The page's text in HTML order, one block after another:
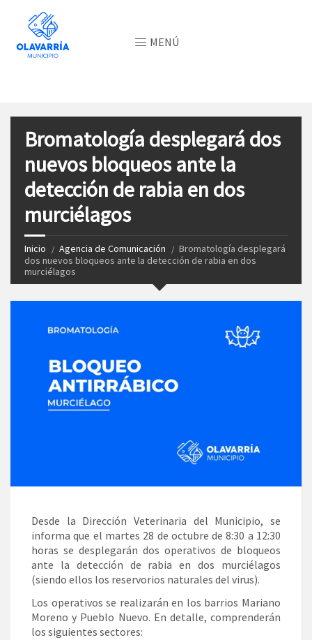
MENÚ
Bromatología desplegará dos
nuevos bloqueos ante la
detección de rabia en dos
murciélagos
Inicio Agencia de Comunicación
Bromatología desplegará
dos nuevos bloqueos ante la detección de rabia en dos
murciélagos
Desde la Dirección Veterinaria del Municipio, se
informa que el martes 28 de octubre de 8:30 a 12:30
horas se desplegarán dos operativos de bloqueos
ante la detección de rabia en dos murciélagos
(siendo ellos los reservorios naturales del virus).
Los operativos se realizarán en los barrios Mariano
Moreno y Pueblo Nuevo. En detalle, comprenderán
los siguientes sectores: